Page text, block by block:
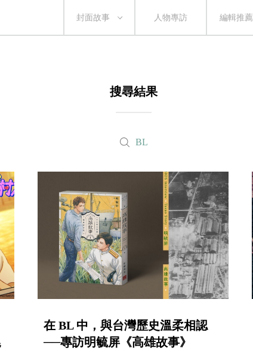
封面故事 人物專訪 編輯推薦
搜尋結果
BL
在 BL 中，與台灣歷史溫柔相認
──專訪明毓屏《高雄故事》